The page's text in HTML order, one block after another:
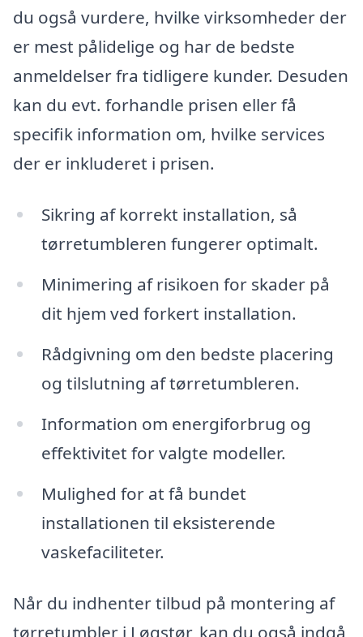
du også vurdere, hvilke virksomheder der
er mest pålidelige og har de bedste
anmeldelser fra tidligere kunder. Desuden
kan du evt. forhandle prisen eller få
specifik information om, hvilke services
der er inkluderet i prisen.
Sikring af korrekt installation, så
tørretumbleren fungerer optimalt.
Minimering af risikoen for skader på
dit hjem ved forkert installation.
Rådgivning om den bedste placering
og tilslutning af tørretumbleren.
Information om energiforbrug og
effektivitet for valgte modeller.
Mulighed for at få bundet
installationen til eksisterende
vaskefaciliteter.
Når du indhenter tilbud på montering af